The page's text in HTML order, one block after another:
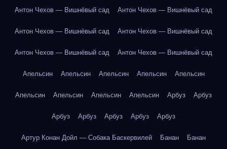
Антон Чехов — Вишнёвый сад Антон Чехов — Вишнёвый сад
Антон Чехов — Вишнёвый сад Антон Чехов — Вишнёвый сад
Антон Чехов — Вишнёвый сад Антон Чехов — Вишнёвый сад
Апельсин Апельсин Апельсин Апельсин Апельсин
Апельсин Апельсин Апельсин Апельсин Арбуз Арбуз
Арбуз Арбуз Арбуз Арбуз Арбуз
Артур Конан Дойл — Собака Баскервилей Банан Банан